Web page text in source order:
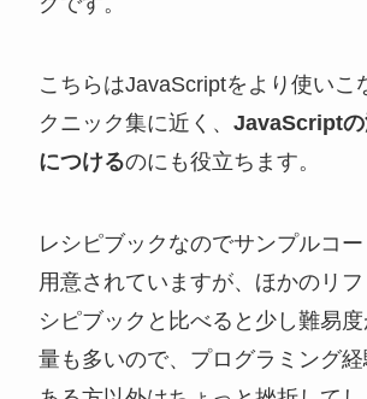
こちらはJavaScriptをより使いこ
クニック集に近く、JavaScript
につけるのにも役立ちます。
レシピブックなのでサンプルコ
用意されていますが、ほかのリ
シピブックと比べると少し難易
量も多いので、プログラミング